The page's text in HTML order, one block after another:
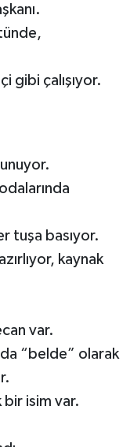
gibi çalışıyor.
tuşa basıyor.
kaynak
var.
“belde” olarak
bir isim var.